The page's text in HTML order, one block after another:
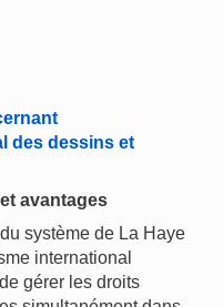
des dessins et
avantages
système de La Haye
international
gérer les droits